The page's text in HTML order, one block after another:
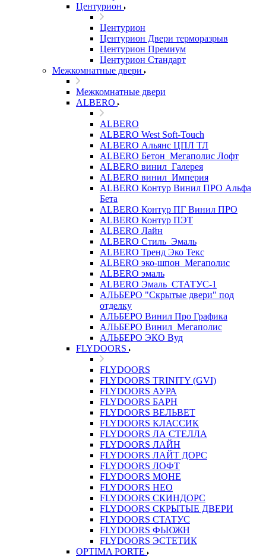
Центурион
Центурион
Центурион Двери терморазрыв
Центурион Премиум
Центурион Стандарт
Межкомнатные двери
Межкомнатные двери
ALBERO
ALBERO
ALBERO West Soft-Touch
ALBERO Альянс ЦПЛ ТЛ
ALBERO Бетон_Мегаполис Лофт
ALBERO винил_Галерея
ALBERO винил_Империя
ALBERO Контур Винил ПРО Альфа
Бета
ALBERO Контур ПГ Винил ПРО
ALBERO Контур ПЭТ
ALBERO Лайн
ALBERO Стиль_Эмаль
ALBERO Тренд Эко Текс
ALBERO эко-шпон_Мегаполис
ALBERO эмаль
ALBERO Эмаль_СТАТУС-1
АЛЬБЕРО "Скрытые двери" под
отделку
АЛЬБЕРО Винил Про Графика
АЛЬБЕРО Винил_Мегаполис
АЛЬБЕРО ЭКО Вуд
FLYDOORS
FLYDOORS
FLYDOORS TRINITY (GVI)
FLYDOORS АУРА
FLYDOORS БАРН
FLYDOORS ВЕЛЬВЕТ
FLYDOORS КЛАССИК
FLYDOORS ЛА СТЕЛЛА
FLYDOORS ЛАЙН
FLYDOORS ЛАЙТ ДОРС
FLYDOORS ЛОФТ
FLYDOORS МОНЕ
FLYDOORS НЕО
FLYDOORS СКИНДОРС
FLYDOORS СКРЫТЫЕ ДВЕРИ
FLYDOORS СТАТУС
FLYDOORS ФЬЮЖН
FLYDOORS ЭСТЕТИК
OPTIMA PORTE